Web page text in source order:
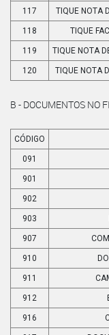
117 TIQUE NOTA
118 TIQUE
119 TIQUE NOTA
120 TIQUE NOTA
B - DOCUMENTOS NO
CÓDIGO
091
901
902
903
907
910
911
912
916